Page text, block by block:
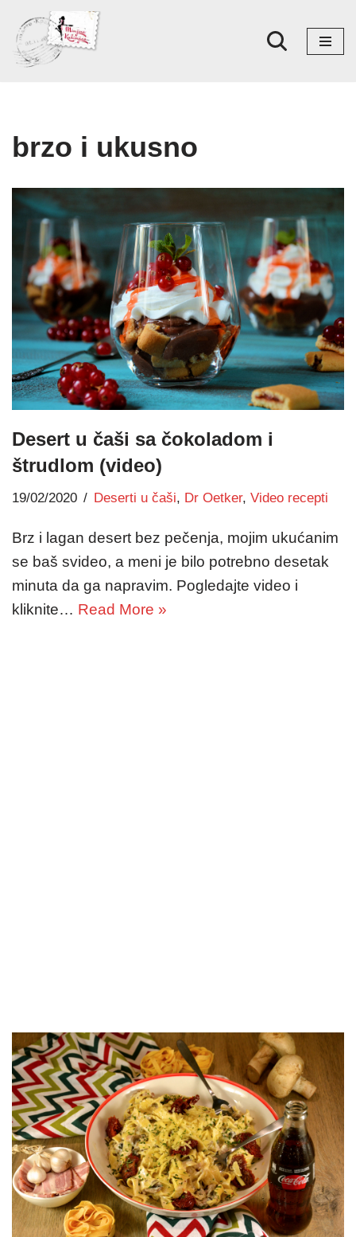
Skoči
na
brzo i ukusno
Desert u čaši sa čokoladom i
štrudlom (video)
19/02/2020 Deserti u čaši, Dr Oetker, Video recepti
Brz i lagan desert bez pečenja, mojim ukućanim
se baš svideo, a meni je bilo potrebno desetak
minuta da ga napravim. Pogledajte video i
kliknite… Read More »